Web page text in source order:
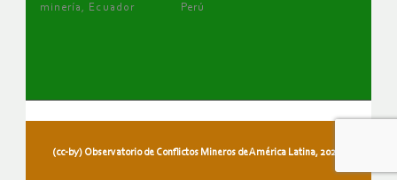
minería, Ecuador
Perú
(cc-by) Observatorio de Conflictos Mineros de América Latina, 2026